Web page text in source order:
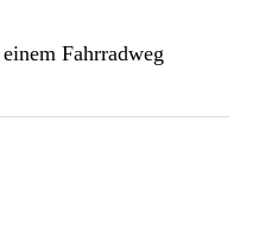
Fahrradweg